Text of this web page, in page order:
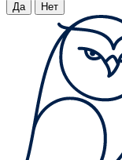
Да Нет